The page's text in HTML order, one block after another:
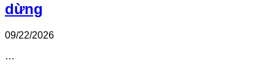
dừng
09/22/2026
…